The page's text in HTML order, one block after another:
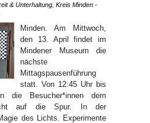
& Unterhaltung Kreis Minden -
Minden. Am Mittwoch,
den 13. April findet im
Mindener Museum die
nächste
Mittagspausenführung
statt. Von 12:45 Uhr bis
die Besucher*innen dem
auf die Spur. In der
des Lichts. Experimente